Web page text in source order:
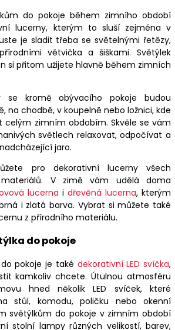
do pokoje během zimního období
lucerny, kterým to sluší zejména v
je sladit třeba se světelnými řetězy,
větvička a šiškami. Světýlek
si přitom užijete hlavně během zimních
se kromě obývacího pokoje budou
na chodbě, v koupelně nebo ložnici, kde
celým zimním obdobím. Skvěle se vám
světlech relaxovat, odpočívat a
jaro.
pro dekorativní lucerny všech
V zimě vám udělá doma
lucerna i dřevěná lucerna, kterým
i zlatá barva. Vybrat si můžete také
z přírodního materiálu.
do pokoje
pokoje je také dekorativní LED svíčka,
kamkoliv chcete. Útulnou atmosféru
hned několik LED svíček, které
stůl, komodu, poličku nebo okenní
světýlkům do pokoje v zimním období
stolní lampy různých velikostí, barev,